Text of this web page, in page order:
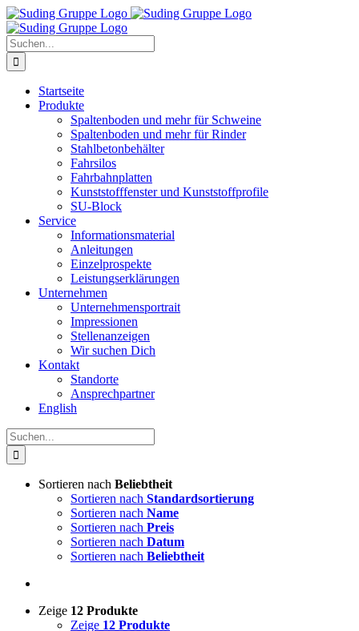
Zum
Inhalt
springen
Suche
nach:
Startseite
Produkte
Spaltenboden und mehr für Schweine
Spaltenboden und mehr für Rinder
Stahlbetonbehälter
Fahrsilos
Fahrbahnplatten
Kunststofffenster und Kunststoffprofile
SU-Block
Service
Informationsmaterial
Anleitungen
Einzelprospekte
Leistungserklärungen
Unternehmen
Unternehmensportrait
Impressionen
Stellenanzeigen
Wir suchen Dich
Kontakt
Standorte
Ansprechpartner
English
Suche
nach:
Sortieren nach Beliebtheit
Sortieren nach Standardsortierung
Sortieren nach Name
Sortieren nach Preis
Sortieren nach Datum
Sortieren nach Beliebtheit
Zeige 12 Produkte
Zeige 12 Produkte